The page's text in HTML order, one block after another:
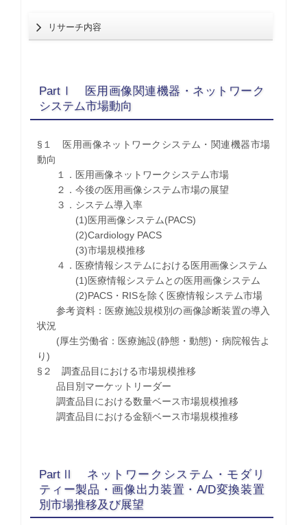
リサーチ内容
PartⅠ 医用画像関連機器・ネットワーク
システム市場動向
§１ 医用画像ネットワークシステム・関連機器市場
動向
１．医用画像ネットワークシステム市場
２．今後の医用画像システム市場の展望
３．システム導入率
(1)医用画像システム(PACS)
(2)Cardiology PACS
(3)市場規模推移
４．医療情報システムにおける医用画像システム
(1)医療情報システムとの医用画像システム
(2)PACS・RISを除く医療情報システム市場
参考資料：医療施設規模別の画像診断装置の導入
状況
(厚生労働省：医療施設(静態・動態)・病院報告よ
り)
§２ 調査品目における市場規模推移
品目別マーケットリーダー
調査品目における数量ベース市場規模推移
調査品目における金額ベース市場規模推移
PartⅡ ネットワークシステム・モダリ
ティー製品・画像出力装置・A/D変換装置
別市場推移及び展望